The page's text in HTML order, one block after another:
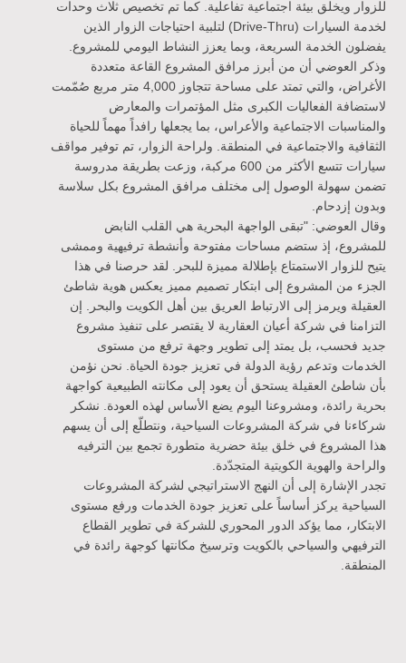
للزوار ويخلق بيئة اجتماعية تفاعلية. كما تم تخصيص ثلاث وحدات
لخدمة السيارات (Drive-Thru) لتلبية احتياجات الزوار الذين
يفضلون الخدمة السريعة، وبما يعزز النشاط اليومي للمشروع.
وذكر العوضي أن من أبرز مرافق المشروع القاعة متعددة
الأغراض، والتي تمتد على مساحة تتجاوز 4,000 متر مربع صُمّمت
لاستضافة الفعاليات الكبرى مثل المؤتمرات والمعارض
والمناسبات الاجتماعية والأعراس، بما يجعلها رافداً مهماً للحياة
الثقافية والاجتماعية في المنطقة. ولراحة الزوار، تم توفير مواقف
سيارات تتسع الأكثر من 600 مركبة، وزعت بطريقة مدروسة
تضمن سهولة الوصول إلى مختلف مرافق المشروع بكل سلاسة
وبدون إزدحام.
وقال العوضي: "تبقى الواجهة البحرية هي القلب النابض
للمشروع، إذ ستضم مساحات مفتوحة وأنشطة ترفيهية وممشى
يتيح للزوار الاستمتاع بإطلالة مميزة للبحر. لقد حرصنا في هذا
الجزء من المشروع إلى ابتكار تصميم مميز يعكس هوية شاطئ
العقيلة ويرمز إلى الارتباط العريق بين أهل الكويت والبحر. إن
التزامنا في شركة أعيان العقارية لا يقتصر على تنفيذ مشروع
جديد فحسب، بل يمتد إلى تطوير وجهة ترفع من مستوى
الخدمات وتدعم رؤية الدولة في تعزيز جودة الحياة. نحن نؤمن
بأن شاطئ العقيلة يستحق أن يعود إلى مكانته الطبيعية كواجهة
بحرية رائدة، ومشروعنا اليوم يضع الأساس لهذه العودة. نشكر
شركاءنا في شركة المشروعات السياحية، ونتطلّع إلى أن يسهم
هذا المشروع في خلق بيئة حضرية متطورة تجمع بين الترفيه
والراحة والهوية الكويتية المتجدّدة.
تجدر الإشارة إلى أن النهج الاستراتيجي لشركة المشروعات
السياحية يركز أساساً على تعزيز جودة الخدمات ورفع مستوى
الابتكار، مما يؤكد الدور المحوري للشركة في تطوير القطاع
الترفيهي والسياحي بالكويت وترسيخ مكانتها كوجهة رائدة في
المنطقة